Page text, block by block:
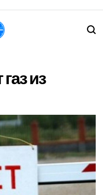
из